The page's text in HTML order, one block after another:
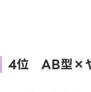
4位 AB型×